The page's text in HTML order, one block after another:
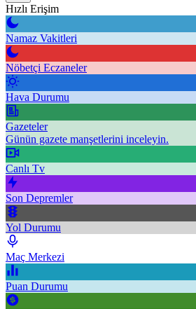
Hızlı Erişim
Namaz Vakitleri
Nöbetçi Eczaneler
Hava Durumu
Gazeteler
Günün gazete manşetlerini inceleyin.
Canlı Tv
Son Depremler
Yol Durumu
Maç Merkezi
Puan Durumu